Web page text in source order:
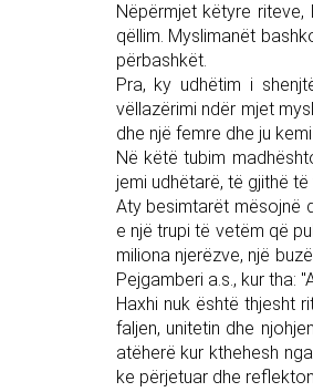
Nëpërmjet këtyre
qëllim. Myslimanët
përbashkët.
Pra, ky udhëtim i
vëllazërimi ndër mjet
dhe një femre dhe ju
Në këtë tubim
jemi udhëtarë, të gjithë
Aty besimtarët mësojnë
e një trupi të vetëm që
miliona njerëzve, një
Pejgamberi a.s., kur tha:
Haxhi nuk është thjesht
faljen, unitetin dhe
atëherë kur kthehesh
ke përjetuar dhe